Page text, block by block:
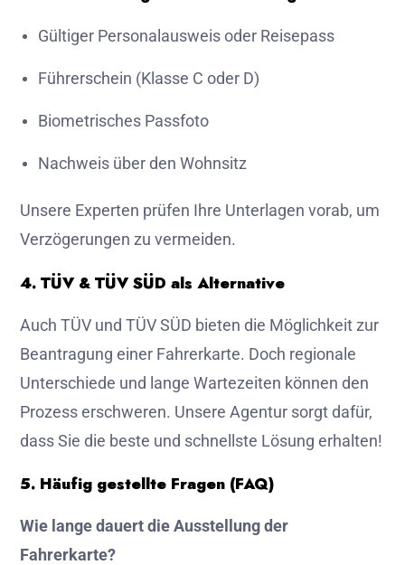
Gültiger Personalausweis oder Reisepass
Führerschein (Klasse C oder D)
Biometrisches Passfoto
Nachweis über den Wohnsitz
Unsere Experten prüfen Ihre Unterlagen vorab, um
Verzögerungen zu vermeiden.
4. TÜV & TÜV SÜD als Alternative
Auch TÜV und TÜV SÜD bieten die Möglichkeit zur
Beantragung einer Fahrerkarte. Doch regionale
Unterschiede und lange Wartezeiten können den
Prozess erschweren. Unsere Agentur sorgt dafür,
dass Sie die beste und schnellste Lösung erhalten!
5. Häufig gestellte Fragen (FAQ)
Wie lange dauert die Ausstellung der
Fahrerkarte?